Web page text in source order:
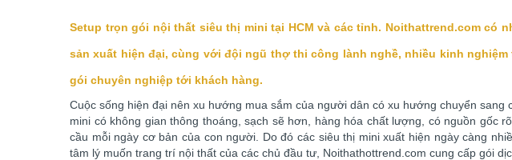
Setup trọn gói nội thất siêu thị mini tại HCM và các tỉnh. Noithattrend.com có
sản xuất hiện đại, cùng với đội ngũ thợ thi công lành nghề, nhiều kinh
gói chuyên nghiệp tới khách hàng.
Cuộc sống hiện đại nên xu hướng mua sắm của người dân có xu hướng chuyển
mini có không gian thông thoáng, sạch sẽ hơn, hàng hóa chất lượng, có nguồn gốc
cầu mỗi ngày cơ bản của con người. Do đó các siêu thị mini xuất hiện ngày càng
tâm lý muốn trang trí nội thất của các chủ đầu tư, Noithathottrend.com cung cấp gói